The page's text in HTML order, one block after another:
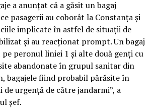
a anunțat că a găsit un bagaj
pasagerii au coborât la Constanța și
implicate în astfel de situații de
și au reacționat prompt. Un bagaj
peronul liniei 1 și alte două genți cu
abandonate în grupul sanitar din
bagajele fiind probabil părăsite în
urgență de către jandarmi”, a
șef.